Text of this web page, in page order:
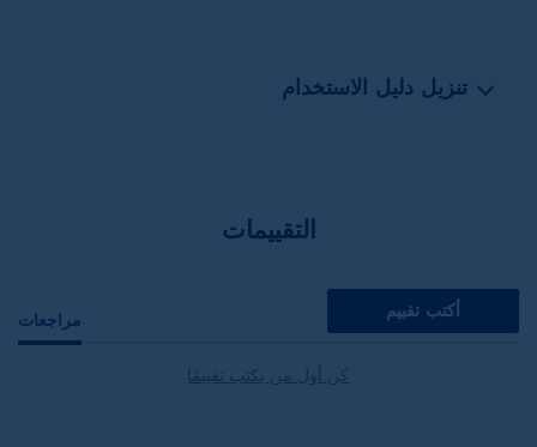
تنزيل دليل الاستخدام
التقييمات
مراجعات أكتب تقييم
كن أول من يكتب تقييمًا